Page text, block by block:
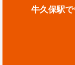
牛久保駅